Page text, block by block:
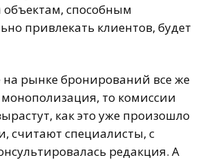
способным
привлекать клиентов, будет
на рынке бронирований все же
то комиссии
как это уже произошло
считают специалисты, с
редакция. А